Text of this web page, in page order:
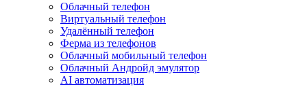
Облачный телефон
Виртуальный телефон
Удалённый телефон
Ферма из телефонов
Облачный мобильный телефон
Облачный Андройд эмулятор
AI автоматизация